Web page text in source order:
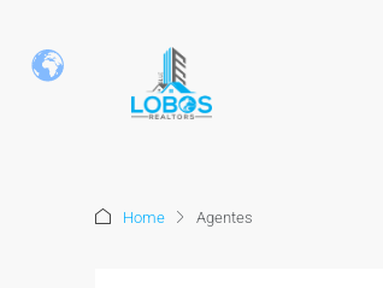
Home Agentes